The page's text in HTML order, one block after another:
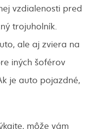
vzdialenosti pred
trojuholník.
ale aj zviera na
iných šoférov
je auto pojazdné,
môže vám